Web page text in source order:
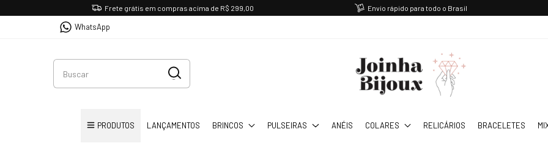
Frete grátis em compras acima de R$ 299,00 Envio rápido para todo o Brasil
WhatsApp
PRODUTOS LANÇAMENTOS BRINCOS PULSEIRAS ANÉIS COLARES RELICÁRIOS BRACELETES